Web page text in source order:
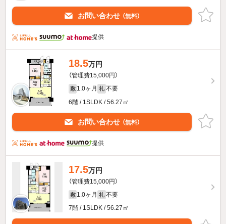
お問い合わせ （無料）
提供
18.5万円
（管理費15,000円）
敷 1.0ヶ月 礼 不要
6階 / 1SLDK / 56.27㎡
お問い合わせ （無料）
提供
17.5万円
（管理費15,000円）
敷 1.0ヶ月 礼 不要
7階 / 1SLDK / 56.27㎡